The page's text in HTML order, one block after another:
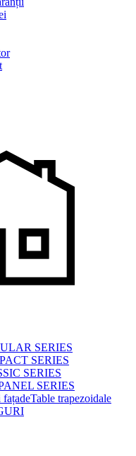
SERIES
SERIES
SERIES
SERIES
fațadeTable trapezoidale